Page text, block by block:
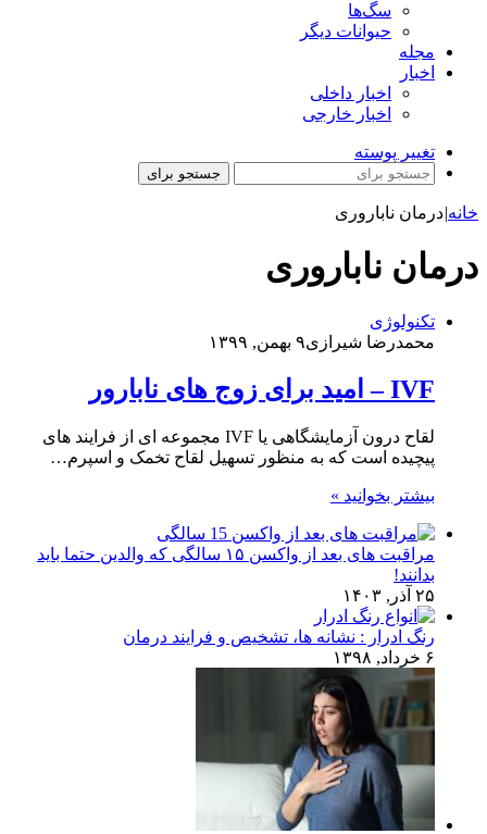
سگ‌ها
حیوانات دیگر
مجله
اخبار
اخبار داخلی
اخبار خارجی
تغییر پوسته
جستجو برای
خانه|درمان ناباروری
درمان ناباروری
تکنولوژی
محمدرضا شیرازی۹ بهمن, ۱۳۹۹
IVF – امید برای زوج های نابارور
لقاح درون آزمایشگاهی یا IVF مجموعه ای از فرایند های
پیچیده است که به منظور تسهیل لقاح تخمک و اسپرم…
بیشتر بخوانید »
مراقبت های بعد از واکسن ۱۵ سالگی که والدین حتما باید
بدانند!
۲۵ آذر, ۱۴۰۳
رنگ ادرار : نشانه ها، تشخیص و فرایند درمان
۶ خرداد, ۱۳۹۸